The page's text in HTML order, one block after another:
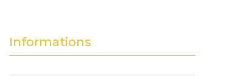
Informations